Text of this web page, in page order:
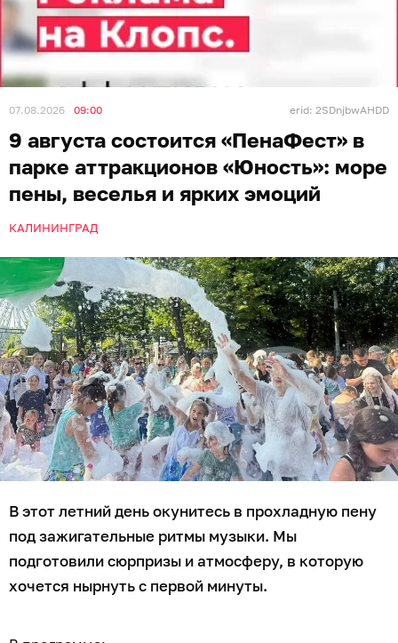
07.08.2026 09:00 erid: 2SDnjbwAHDD
9 августа состоится «ПенаФест» в
парке аттракционов «Юность»: море
пены, веселья и ярких эмоций
КАЛИНИНГРАД
В этот летний день окунитесь в прохладную пену
под зажигательные ритмы музыки. Мы
подготовили сюрпризы и атмосферу, в которую
хочется нырнуть с первой минуты.